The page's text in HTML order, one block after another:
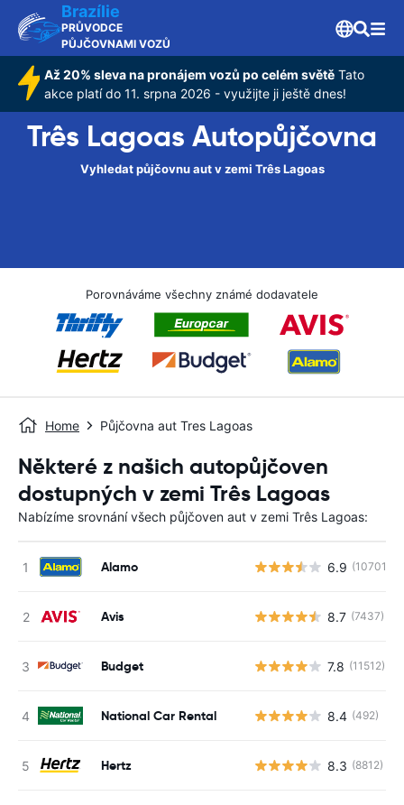
Brazílie
PRŮVODCE
PŮJČOVNAMI VOZŮ
Až 20% sleva na pronájem vozů po celém světě Tato
akce platí do 11. srpna 2026 - využijte ji ještě dnes!
Três Lagoas Autopůjčovna
Vyhledat půjčovnu aut v zemi Três Lagoas
Porovnáváme všechny známé dodavatele
Home Půjčovna aut Tres Lagoas
Některé z našich autopůjčoven
dostupných v zemi Três Lagoas
Nabízíme srovnání všech půjčoven aut v zemi Três Lagoas:
Alamo 6.9 (10701)
Avis 8.7 (7437)
Budget 7.8 (11512)
National Car Rental 8.4 (492)
Hertz 8.3 (8812)